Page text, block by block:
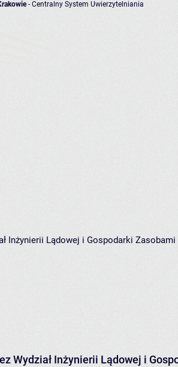
- Centralny System Uwierzytelniania
Inżynierii Lądowej i Gospodarki Zasobami
Wydział Inżynierii Lądowej i